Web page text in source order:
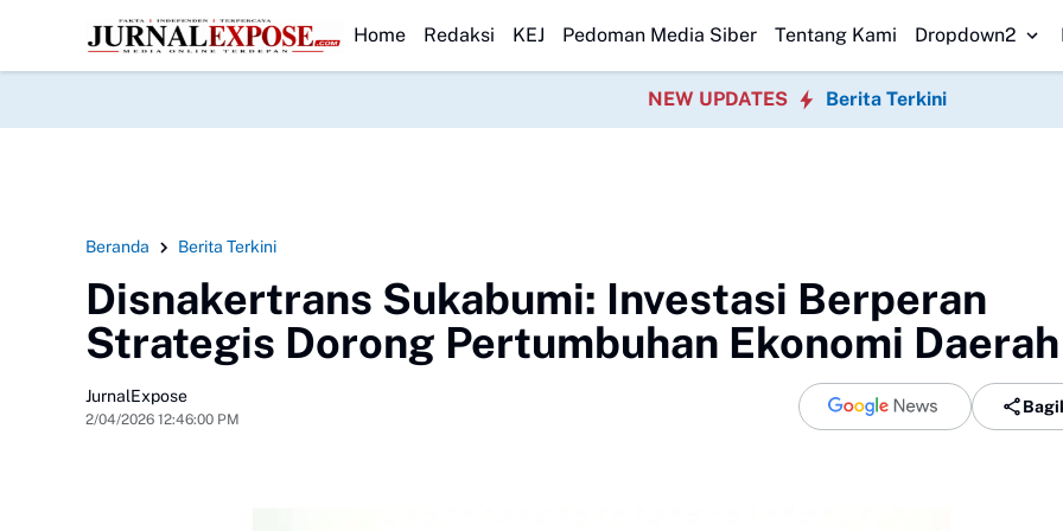
HEADLINE
PemerintahDPRD Sukabumi Sahkan Perda Disabilitas dan Setujui Perubahan KUA-PPAS 2026Korban Terakhir Kapal Pompong Tenggelam
Home Redaksi KEJ Pedoman Media Siber Tentang Kami Dropdown2
NEW UPDATES Berita Terkini
Beranda Berita Terkini
Disnakertrans Sukabumi: Investasi Berperan
Strategis Dorong Pertumbuhan Ekonomi Daerah
JurnalExpose
2/04/2026 12:46:00 PM